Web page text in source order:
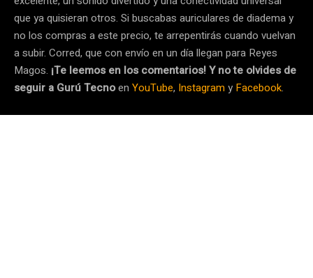
que ya quisieran otros. Si buscabas auriculares de diadema y
no los compras a este precio, te arrepentirás cuando vuelvan
a subir. Corred, que con envío en un día llegan para Reyes
Magos. ¡Te leemos en los comentarios! Y no te olvides de
seguir a Gurú Tecnoen YouTube, Instagramy Facebook.